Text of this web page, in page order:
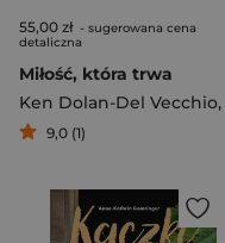
55,00 zł - sugerowana cena
detaliczna
Miłość, która trwa
Ken Dolan-Del Vecchio,
9,0 (1)